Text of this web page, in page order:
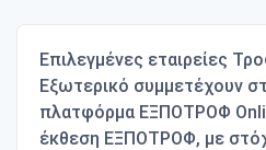
Επιλεγμένες εταιρείες
Εξωτερικό συμμετέχουν
πλατφόρμα ΕΞΠΟΤΡΟΦ
έκθεση ΕΞΠΟΤΡΟΦ, με